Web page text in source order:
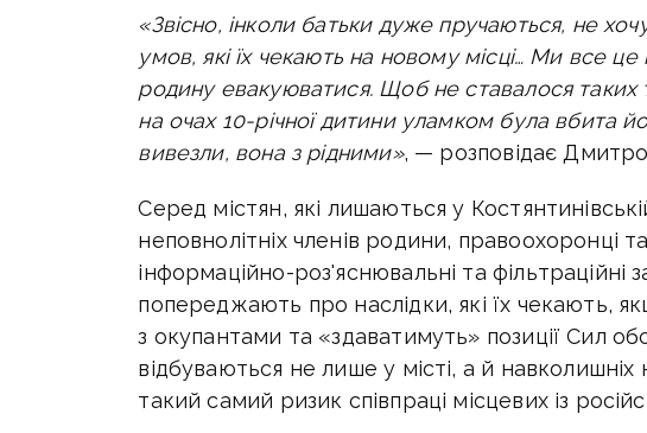
«Звісно, інколи батьки дуже пручаються, не
умов, які їх чекають на новому місці… Ми все
родину евакуюватися. Щоб не ставалося таких
на очах 10-річної дитини уламком була вбита
вивезли, вона з рідними», — розповідає Дмитро
Серед містян, які лишаються у
неповнолітніх членів родини, правоохоронці
інформаційно-роз'яснювальні та фільтраційні
попереджають про наслідки, які їх чекають,
з окупантами та «здаватимуть» позиції Сил
відбуваються не лише у місті, а й навколишніх
такий самий ризик співпраці місцевих із